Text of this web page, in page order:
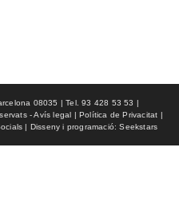
08035 | Tel. 93 428 53 53 |
- Avís legal | Política de Privacitat |
| Disseny i programació: Seekstars